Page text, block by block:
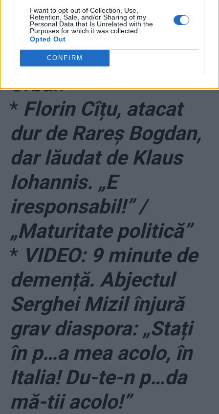
I want to opt-out of Collection, Use,
Retention, Sale, and/or Sharing of my
Personal Data that Is Unrelated with the
Purposes for which it was collected.
Opted Out
CONFIRM
Iohannis pregătește
un guvern PNL-USR-
PLUS-PMP condus de
Orban
* Florin Cîțu, atacat
dur de Rareș Bogdan,
dar lăudat de Klaus
Iohannis. „E
iresponsabil!” /
„Maturitate politică”
* VIDEO: 9 minute de
demență. Abjectul
Serghei Mizil înjură
grav diaspora: „Stați
în p…a mea acolo, în
Italia! Du-te-n p…da
mă-tii acolo!”